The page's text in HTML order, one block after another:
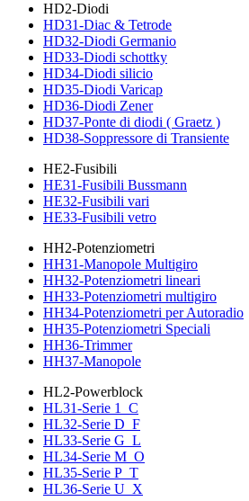
HD2-Diodi
HD31-Diac & Tetrode
HD32-Diodi Germanio
HD33-Diodi schottky
HD34-Diodi silicio
HD35-Diodi Varicap
HD36-Diodi Zener
HD37-Ponte di diodi ( Graetz )
HD38-Soppressore di Transiente
HE2-Fusibili
HE31-Fusibili Bussmann
HE32-Fusibili vari
HE33-Fusibili vetro
HH2-Potenziometri
HH31-Manopole Multigiro
HH32-Potenziometri lineari
HH33-Potenziometri multigiro
HH34-Potenziometri per Autoradio
HH35-Potenziometri Speciali
HH36-Trimmer
HH37-Manopole
HL2-Powerblock
HL31-Serie 1_C
HL32-Serie D_F
HL33-Serie G_L
HL34-Serie M_O
HL35-Serie P_T
HL36-Serie U_X